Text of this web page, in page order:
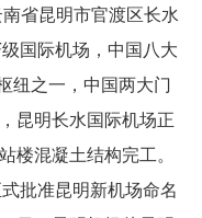
省昆明市官渡区长水
国际机场，中国八大
纽之一，中国两大门
昆明长水国际机场正
楼混凝土结构完工。
批准昆明新机场命名